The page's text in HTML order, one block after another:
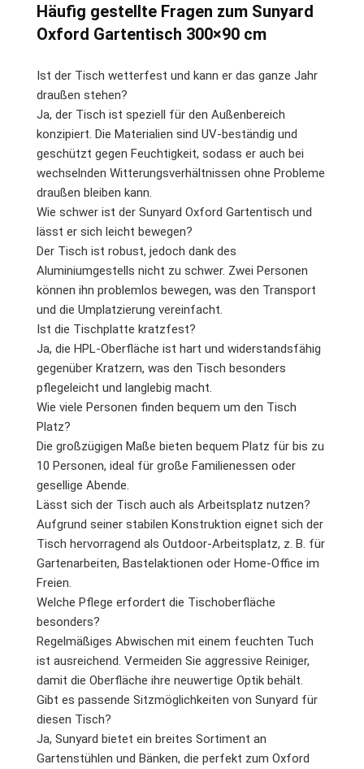
Häufig gestellte Fragen zum Sunyard
Oxford Gartentisch 300×90 cm
Ist der Tisch wetterfest und kann er das ganze Jahr
draußen stehen?
Ja, der Tisch ist speziell für den Außenbereich
konzipiert. Die Materialien sind UV-beständig und
geschützt gegen Feuchtigkeit, sodass er auch bei
wechselnden Witterungsverhältnissen ohne Probleme
draußen bleiben kann.
Wie schwer ist der Sunyard Oxford Gartentisch und
lässt er sich leicht bewegen?
Der Tisch ist robust, jedoch dank des
Aluminiumgestells nicht zu schwer. Zwei Personen
können ihn problemlos bewegen, was den Transport
und die Umplatzierung vereinfacht.
Ist die Tischplatte kratzfest?
Ja, die HPL-Oberfläche ist hart und widerstandsfähig
gegenüber Kratzern, was den Tisch besonders
pflegeleicht und langlebig macht.
Wie viele Personen finden bequem um den Tisch
Platz?
Die großzügigen Maße bieten bequem Platz für bis zu
10 Personen, ideal für große Familienessen oder
gesellige Abende.
Lässt sich der Tisch auch als Arbeitsplatz nutzen?
Aufgrund seiner stabilen Konstruktion eignet sich der
Tisch hervorragend als Outdoor-Arbeitsplatz, z. B. für
Gartenarbeiten, Bastelaktionen oder Home-Office im
Freien.
Welche Pflege erfordert die Tischoberfläche
besonders?
Regelmäßiges Abwischen mit einem feuchten Tuch
ist ausreichend. Vermeiden Sie aggressive Reiniger,
damit die Oberfläche ihre neuwertige Optik behält.
Gibt es passende Sitzmöglichkeiten von Sunyard für
diesen Tisch?
Ja, Sunyard bietet ein breites Sortiment an
Gartenstühlen und Bänken, die perfekt zum Oxford